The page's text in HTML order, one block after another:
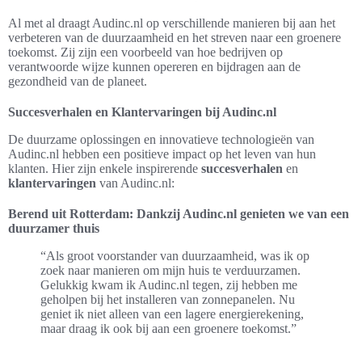
Al met al draagt Audinc.nl op verschillende manieren bij aan het
verbeteren van de duurzaamheid en het streven naar een groenere
toekomst. Zij zijn een voorbeeld van hoe bedrijven op
verantwoorde wijze kunnen opereren en bijdragen aan de
gezondheid van de planeet.
Succesverhalen en Klantervaringen bij Audinc.nl
De duurzame oplossingen en innovatieve technologieën van
Audinc.nl hebben een positieve impact op het leven van hun
klanten. Hier zijn enkele inspirerende succesverhalen en
klantervaringen van Audinc.nl:
Berend uit Rotterdam: Dankzij Audinc.nl genieten we van een
duurzamer thuis
“Als groot voorstander van duurzaamheid, was ik op
zoek naar manieren om mijn huis te verduurzamen.
Gelukkig kwam ik Audinc.nl tegen, zij hebben me
geholpen bij het installeren van zonnepanelen. Nu
geniet ik niet alleen van een lagere energierekening,
maar draag ik ook bij aan een groenere toekomst.”